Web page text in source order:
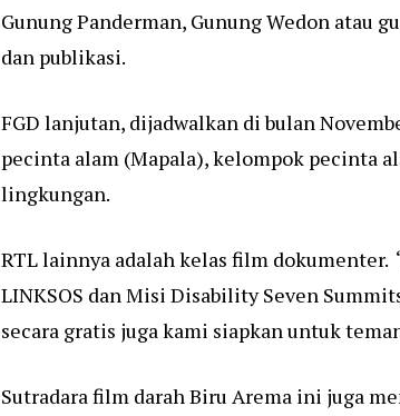
Gunung Panderman, Gunung Wedon atau
dan publikasi.
FGD lanjutan, dijadwalkan di bulan
pecinta alam (Mapala), kelompok pecinta
lingkungan.
RTL lainnya adalah kelas film
LINKSOS dan Misi Disability Seven
secara gratis juga kami siapkan untuk
Sutradara film darah Biru Arema ini juga